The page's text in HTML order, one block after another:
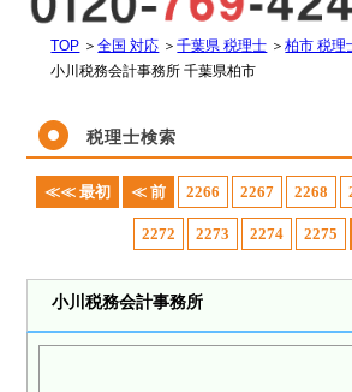
TOP ＞全国 対応 ＞千葉県 税理士 ＞柏市 税理
小川税務会計事務所 千葉県柏市
税理士検索
≪≪ 最初 ≪ 前 2266 2267 2268
2272 2273 2274 2275
小川税務会計事務所